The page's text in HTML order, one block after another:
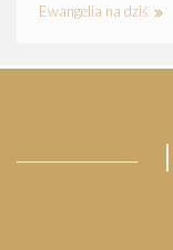
Ewangelia na dziś